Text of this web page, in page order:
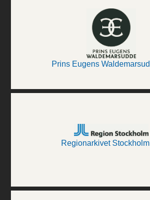
Prins Eugens
Regionarkivet Stockholm